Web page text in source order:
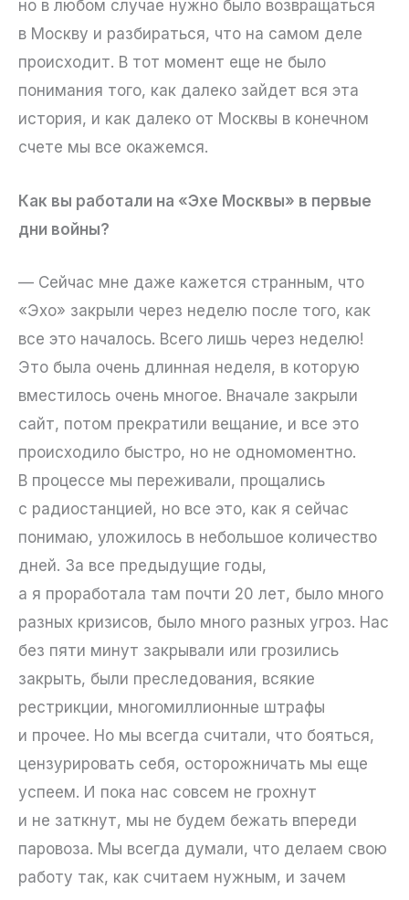
но в любом случае нужно было возвращаться
в Москву и разбираться, что на самом деле
происходит. В тот момент еще не было
понимания того, как далеко зайдет вся эта
история, и как далеко от Москвы в конечном
счете мы все окажемся.
Как вы работали на «Эхе Москвы» в первые
дни войны?
— Сейчас мне даже кажется странным, что
«Эхо» закрыли через неделю после того, как
все это началось. Всего лишь через неделю!
Это была очень длинная неделя, в которую
вместилось очень многое. Вначале закрыли
сайт, потом прекратили вещание, и все это
происходило быстро, но не одномоментно.
В процессе мы переживали, прощались
с радиостанцией, но все это, как я сейчас
понимаю, уложилось в небольшое количество
дней. За все предыдущие годы,
а я проработала там почти 20 лет, было много
разных кризисов, было много разных угроз. Нас
без пяти минут закрывали или грозились
закрыть, были преследования, всякие
рестрикции, многомиллионные штрафы
и прочее. Но мы всегда считали, что бояться,
цензурировать себя, осторожничать мы еще
успеем. И пока нас совсем не грохнут
и не заткнут, мы не будем бежать впереди
паровоза. Мы всегда думали, что делаем свою
работу так, как считаем нужным, и зачем